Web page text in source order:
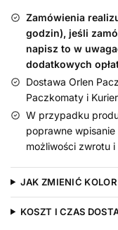
Zamówienia
godzin), jeśli
napisz to w
dodatkowych
Dostawa Orlen
Paczkomaty i
W przypadku
poprawne
możliwości zwrotu i
JAK ZMIENIĆ
KOSZT I CZAS